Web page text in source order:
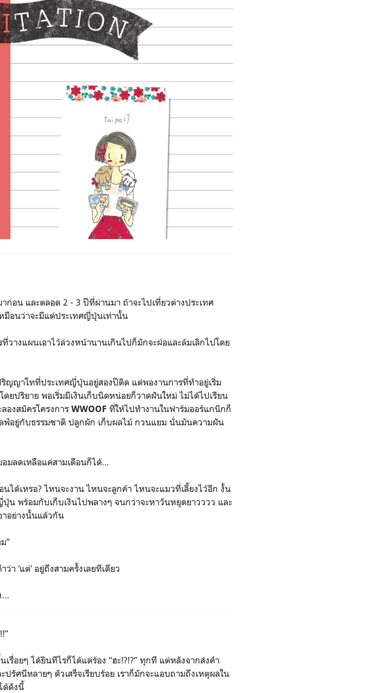
าก่อน และตลอด 2 - 3 ปีที่ผ่านมา ถ้าจะไปเที่ยวต่างประเทศ
มือนว่าจะมีแต่ประเทศญี่ปุ่นเท่านั้น
งแผนเอาไว้ล่วงหน้านานเกินไปก็มักจะฝ่อและล้มเลิกไปโดย
ริญญาโทที่ประเทศญี่ปุ่นอยู่สองปีติด แต่พองานการที่ทำอยู่เริ่ม
ยปริยาย พอเริ่มมีเงินเก็บนิดหน่อยก็วาดฝันใหม่ ไม่ได้ไปเรียน
องสมัครโครงการ WWOOF ที่ให้ไปทำงานในฟาร์มออร์แกนิกก็
ฟ์อยู่กับธรรมชาติ ปลูกผัก เก็บผลไม้ กวนแยม นั่นมันความฝัน
มลดเหลือแค่สามเดือนก็ได้…
ได้เหรอ? ไหนจะงาน ไหนจะลูกค้า ไหนจะแมวที่เลี้ยงไว้อีก งั้น
ปุ่น พร้อมกับเก็บเงินไปพลางๆ จนกว่าจะหาวันหยุดยาวววว และ
อย่างนั้นแล้วกัน
”
า ‘แต่’ อยู่ถึงสามครั้งเลยทีเดียว
รื่อยๆ ได้ยินทีไรก็ได้แต่ร้อง “ฮะ!?!?” ทุกที แต่หลังจากส่งคำ
ปรัศนีหลายๆ ตัวเสร็จเรียบร้อย เราก็มักจะแอบถามถึงเหตุผลใน
ด้ดังนี้